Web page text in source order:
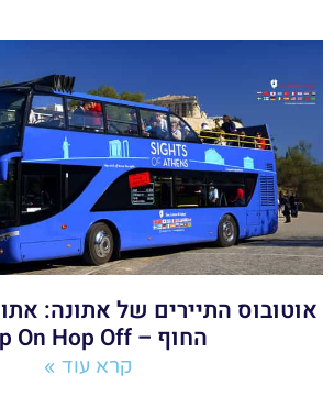
אוטובוס התיירים של אתונה:
החוף – Hop On Hop Off
קרא עוד »